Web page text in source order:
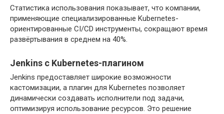
Статистика использования показывает, что компании,
применяющие специализированные Kubernetes-
ориентированные CI/CD инструменты, сокращают время
развёртывания в среднем на 40%.
Jenkins с Kubernetes-плагином
Jenkins предоставляет широкие возможности
кастомизации, а плагин для Kubernetes позволяет
динамически создавать исполнители под задачи,
оптимизируя использование ресурсов. Это решение